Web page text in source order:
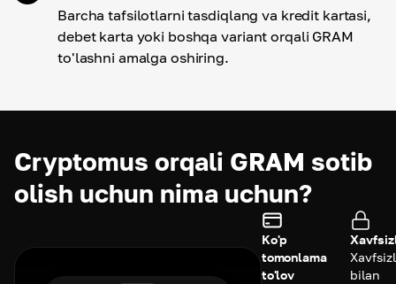
Barcha tafsilotlarni tasdiqlang va kredit kartasi,
debet karta yoki boshqa variant orqali GRAM
to'lashni amalga oshiring.
Cryptomus orqali GRAM sotib
olish uchun nima uchun?
Ko'p
tomonlama
to'lov
bilan